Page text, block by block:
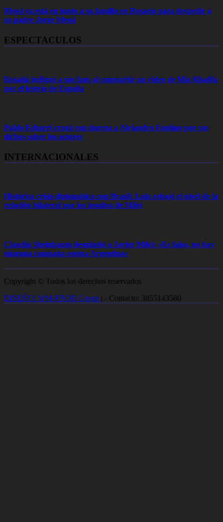
Messi ya está en junto a su familia en Rosario para despedir a
su padre Jorge Messi
ESPECTACULOS
Rosalía indignó a sus fans al compartir un video de Mia Khalifa
por el festejo de España
Pablo Echarri cruzó con dureza a Alejandro Fantino por sus
dichos sobre los actores
INTERNACIONALES
Histórica crisis diplomática con Brasil: Lula rebajó el nivel de la
relación bilateral por los insultos de Milei
Claudia Sheinbaum desmintió a Javier Milei: «Es falso, no hay
ninguna campaña contra Argentina»
Copyright © Todos los derechos reservados
DISEÑO: WM-PROD Group | - Contacto: 3855143580